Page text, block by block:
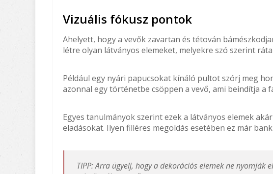
Vizuális fókusz pontok
Ahelyett, hogy a vevők zavartan és tétován
létre olyan látványos elemeket, melyekre szó szerint
Például egy nyári papucsokat kínáló pultot szórj meg
azonnal egy történetbe csöppen a vevő, ami beindítja a
Egyes tanulmányok szerint ezek a látványos elemek
eladásokat. Ilyen filléres megoldás esetében ez már
TIPP: Arra ügyelj, hogy a dekorációs elemek ne nyomják